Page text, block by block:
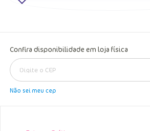
Confira disponibilidade em loja física